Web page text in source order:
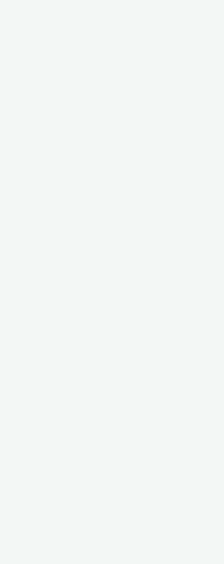
für
und ihren pflegenden An- und
für die Behandlung
Dies haben die